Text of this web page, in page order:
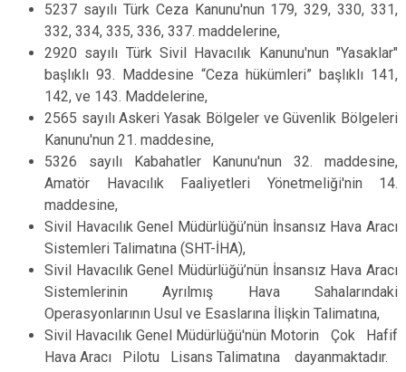
5237 sayılı Türk Ceza Kanunu'nun 179, 329, 330, 331,
332, 334, 335, 336, 337. maddelerine,
2920 sayılı Türk Sivil Havacılık Kanunu'nun "Yasaklar"
başlıklı 93. Maddesine “Ceza hükümleri” başlıklı 141,
142, ve 143. Maddelerine,
2565 sayılı Askeri Yasak Bölgeler ve Güvenlik Bölgeleri
Kanunu'nun 21. maddesine,
5326 sayılı Kabahatler Kanunu'nun 32. maddesine,
Amatör Havacılık Faaliyetleri Yönetmeliği'nin 14.
maddesine,
Sivil Havacılık Genel Müdürlüğü’nün İnsansız Hava Aracı
Sistemleri Talimatına (SHT-İHA),
Sivil Havacılık Genel Müdürlüğü’nün İnsansız Hava Aracı
Sistemlerinin Ayrılmış Hava Sahalarındaki
Operasyonlarının Usul ve Esaslarına İlişkin Talimatına,
Sivil Havacılık Genel Müdürlüğü'nün Motorin Çok Hafif
Hava Aracı Pilotu Lisans Talimatına dayanmaktadır.